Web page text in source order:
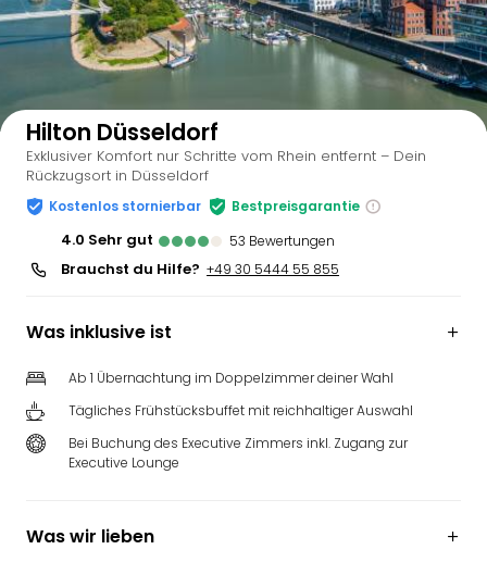
Auf der Karte anzeigen
Hilton Düsseldorf
Exklusiver Komfort nur Schritte vom Rhein entfernt – Dein
Rückzugsort in Düsseldorf
Kostenlos stornierbar Bestpreisgarantie
4.0 sehr gut 53 Bewertungen
Brauchst du Hilfe? +49 30 5444 55 855
Was inklusive ist
Ab 1 Übernachtung im Doppelzimmer deiner Wahl
Tägliches Frühstücksbuffet mit reichhaltiger Auswahl
Bei Buchung des Executive Zimmers inkl. Zugang zur
Executive Lounge
Was wir lieben